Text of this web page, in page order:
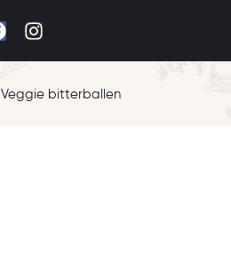
Veggie bitterballen